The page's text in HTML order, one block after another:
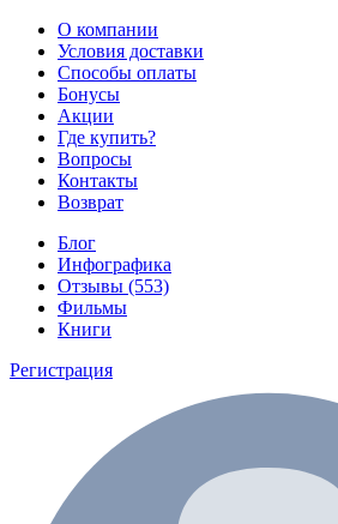
О компании
Условия доставки
Способы оплаты
Бонусы
Акции
Где купить?
Вопросы
Контакты
Возврат
Блог
Инфографика
Отзывы (553)
Фильмы
Книги
Регистрация